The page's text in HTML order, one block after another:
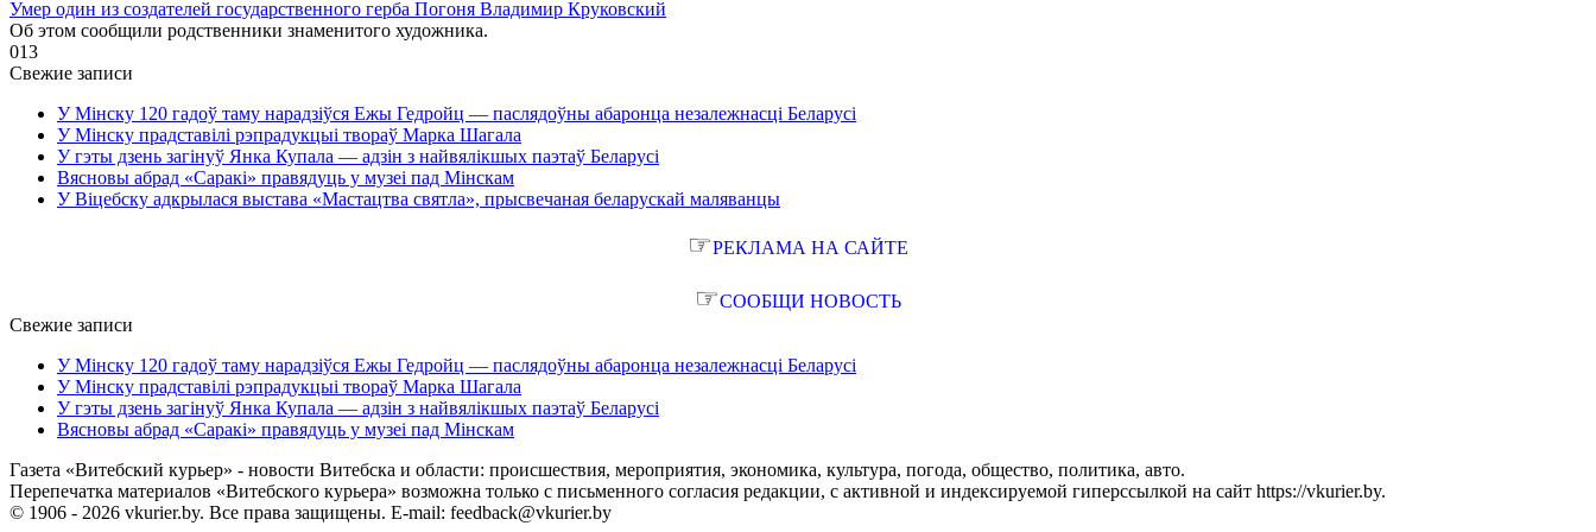
Умер один из создателей государственного герба Погоня Владимир Круковский
Об этом сообщили родственники знаменитого художника.
013
Свежие записи
У Мінску 120 гадоў таму нарадзіўся Ежы Гедройц — паслядоўны абаронца незалежнасці Беларусі
У Мінску прадставілі рэпрадукцыі твораў Марка Шагала
У гэты дзень загінуў Янка Купала — адзін з найвялікшых паэтаў Беларусі
Вясновы абрад «Саракі» правядуць у музеі пад Мінскам
У Віцебску адкрылася выстава «Мастацтва святла», прысвечаная беларускай маляванцы
☞РЕКЛАМА НА САЙТЕ
☞СООБЩИ НОВОСТЬ
Свежие записи
У Мінску 120 гадоў таму нарадзіўся Ежы Гедройц — паслядоўны абаронца незалежнасці Беларусі
У Мінску прадставілі рэпрадукцыі твораў Марка Шагала
У гэты дзень загінуў Янка Купала — адзін з найвялікшых паэтаў Беларусі
Вясновы абрад «Саракі» правядуць у музеі пад Мінскам
Газета «Витебский курьер» - новости Витебска и области: происшествия, мероприятия, экономика, культура, погода, общество, политика, авто.
Перепечатка материалов «Витебского курьера» возможна только с письменного согласия редакции, с активной и индексируемой гиперссылкой на сайт https://vkurier.by.
© 1906 - 2026 vkurier.by. Все права защищены. E-mail: feedback@vkurier.by